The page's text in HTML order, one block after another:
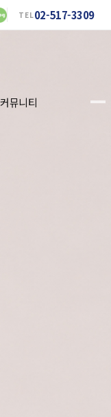
TEL 02-517-3309
커뮤니티